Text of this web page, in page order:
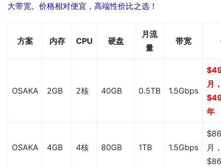
大带宽。价格相对便宜，高端性价比之选！
方案 内存 CPU 硬盘
月流
量
带宽
OSAKA 2GB 2核 40GB 0.5TB 1.5Gbps
月
年
OSAKA 4GB 4核 80GB 1TB 1.5Gbps
月